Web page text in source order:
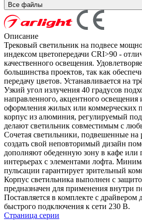
Все файлы
Описание
Трековый светильник на подвесе
индексом цветопередачи CRI>90 -
качественного освещения.
большинства проектов, так как
передачу цветов. Устанавливается на
Узкий угол излучения 40 градусов
направленного, акцентного освещения
оформления жилых или
корпус из алюминия, регулируемый
делают светильник совместимым с
Сочетая светильники, подвешенные
создать свой неповторимый дизайн
дополняют обеденную зону в кафе или
интерьерах с элементами лофта.
пульсации гарантирует зрительный
Корпус светильника выполнен с
предназначен для применения внутри
Поставляется в комплекте с драйвером
быстрого подключения к сети 230 В.
Страница серии